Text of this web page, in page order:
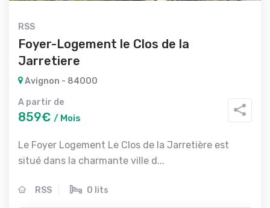
RSS
Foyer-Logement le Clos de la
Jarretiere
Avignon - 84000
A partir de
859€ / Mois
Le Foyer Logement Le Clos de la Jarretière est
situé dans la charmante ville d...
RSS 0 lits